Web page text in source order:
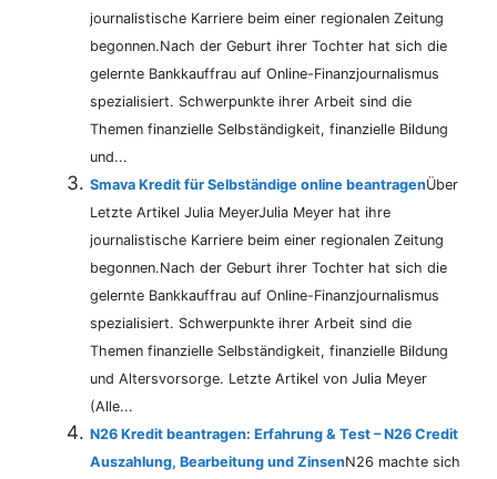
journalistische Karriere beim einer regionalen Zeitung
begonnen.Nach der Geburt ihrer Tochter hat sich die
gelernte Bankkauffrau auf Online-Finanzjournalismus
spezialisiert. Schwerpunkte ihrer Arbeit sind die
Themen finanzielle Selbständigkeit, finanzielle Bildung
und...
Smava Kredit für Selbständige online beantragenÜber
Letzte Artikel Julia MeyerJulia Meyer hat ihre
journalistische Karriere beim einer regionalen Zeitung
begonnen.Nach der Geburt ihrer Tochter hat sich die
gelernte Bankkauffrau auf Online-Finanzjournalismus
spezialisiert. Schwerpunkte ihrer Arbeit sind die
Themen finanzielle Selbständigkeit, finanzielle Bildung
und Altersvorsorge. Letzte Artikel von Julia Meyer
(Alle...
N26 Kredit beantragen: Erfahrung & Test – N26 Credit
Auszahlung, Bearbeitung und ZinsenN26 machte sich